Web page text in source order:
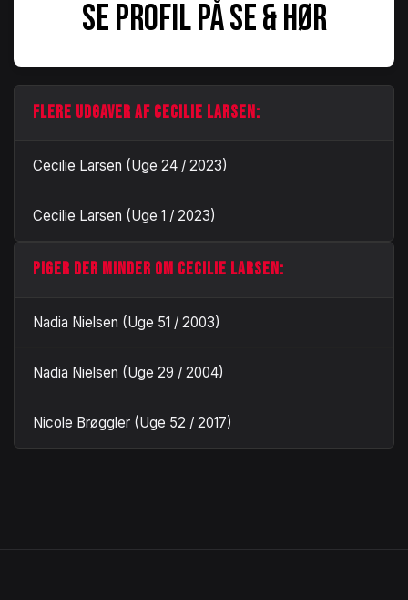
SE PROFIL PÅ SE & HØR
FLERE UDGAVER AF CECILIE LARSEN:
Cecilie Larsen (Uge 24 / 2023)
Cecilie Larsen (Uge 1 / 2023)
PIGER DER MINDER OM CECILIE LARSEN:
Nadia Nielsen (Uge 51 / 2003)
Nadia Nielsen (Uge 29 / 2004)
Nicole Brøggler (Uge 52 / 2017)